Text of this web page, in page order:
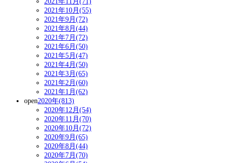
2021年10月(55)
2021年9月(72)
2021年8月(44)
2021年7月(72)
2021年6月(50)
2021年5月(47)
2021年4月(50)
2021年3月(65)
2021年2月(60)
2021年1月(62)
open2020年(813)
2020年12月(54)
2020年11月(70)
2020年10月(72)
2020年9月(65)
2020年8月(44)
2020年7月(70)